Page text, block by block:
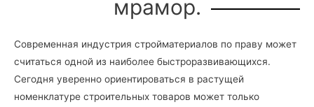
мрамор.
Современная индустрия стройматериалов по праву может
считаться одной из наиболее быстроразвивающихся.
Сегодня уверенно ориентироваться в растущей
номенклатуре строительных товаров может только